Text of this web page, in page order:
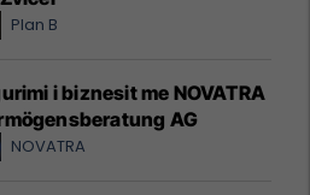
Plan B
i biznesit me NOVATRA
AG
NOVATRA